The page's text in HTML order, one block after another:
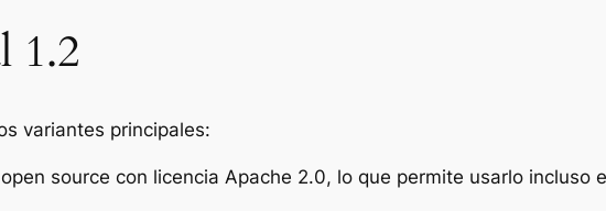
1.2
variantes principales:
source con licencia Apache 2.0, lo que permite usarlo incluso